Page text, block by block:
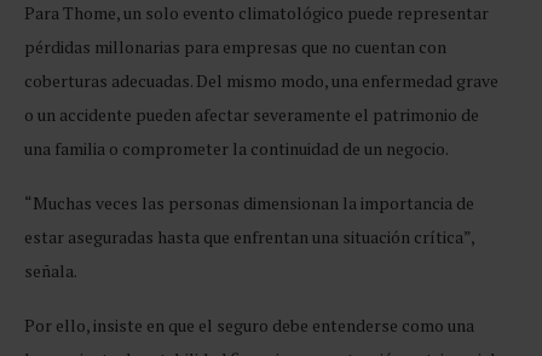
Para Thome, un solo evento climatológico puede representar
pérdidas millonarias para empresas que no cuentan con
coberturas adecuadas. Del mismo modo, una enfermedad grave
o un accidente pueden afectar severamente el patrimonio de
una familia o comprometer la continuidad de un negocio.
“Muchas veces las personas dimensionan la importancia de
estar aseguradas hasta que enfrentan una situación crítica”,
señala.
Por ello, insiste en que el seguro debe entenderse como una